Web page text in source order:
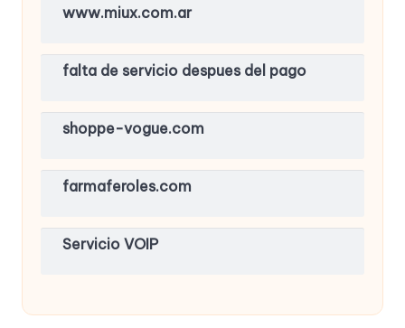
www.miux.com.ar
falta de servicio despues del pago
shoppe-vogue.com
farmaferoles.com
Servicio VOIP